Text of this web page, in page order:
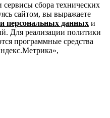
сбора технических
сайтом, вы выражаете
персональных данных и
Для реализации политики
программные средства